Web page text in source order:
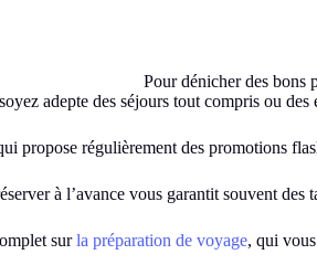
Pour dénicher des bons
adepte des séjours tout compris ou des
propose régulièrement des promotions
à l’avance vous garantit souvent des
surla préparation de voyage, qui